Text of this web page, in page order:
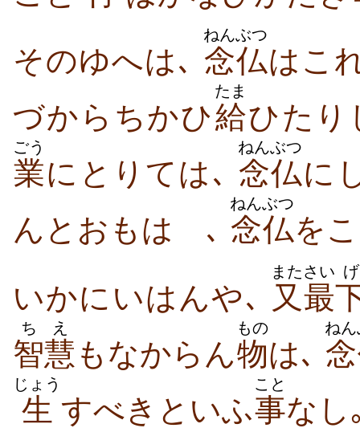
そのゆへは､ 念仏
ねんぶつ
はこ
づからちかひ給
たま
ひたり
業
ごう
にとりては､ 念仏
ねんぶつ
に
んとおもはゞ､ 念仏
ねんぶつ
を
いかにいはんや､
又
また
最
さい げ
智慧
ちえ
もなからん物
もの
は､
ね
生
じょう
すべきといふ事
こと
なし